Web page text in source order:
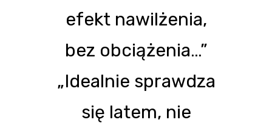
efekt nawilżenia,
bez obciążenia…”
„Idealnie sprawdza
się latem, nie